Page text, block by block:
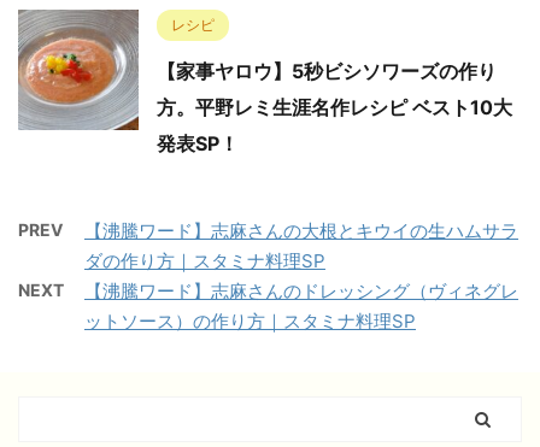
レシピ
【家事ヤロウ】5秒ビシソワーズの作り
方。平野レミ生涯名作レシピ ベスト10大
発表SP！
PREV
【沸騰ワード】志麻さんの大根とキウイの生ハムサラ
ダの作り方｜スタミナ料理SP
NEXT
【沸騰ワード】志麻さんのドレッシング（ヴィネグレ
ットソース）の作り方｜スタミナ料理SP